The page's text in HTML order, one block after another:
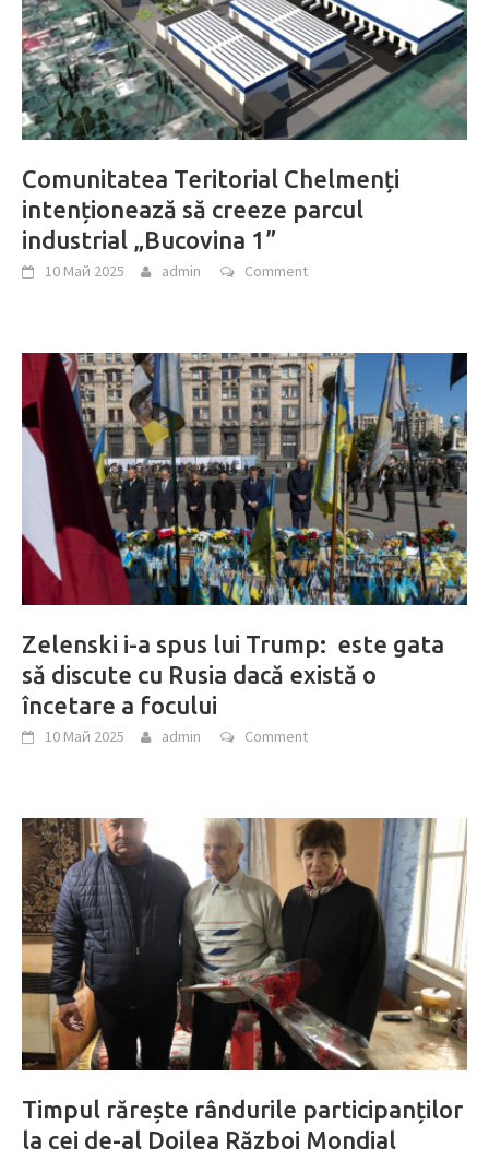
Comunitatea Teritorial Chelmenți
intenționează să creeze parcul
industrial „Bucovina 1”
10 Май 2025 admin Comment
Zelenski i-a spus lui Trump: este gata
să discute cu Rusia dacă există o
încetare a focului
10 Май 2025 admin Comment
Timpul rărește rândurile participanților
la cei de-al Doilea Război Mondial